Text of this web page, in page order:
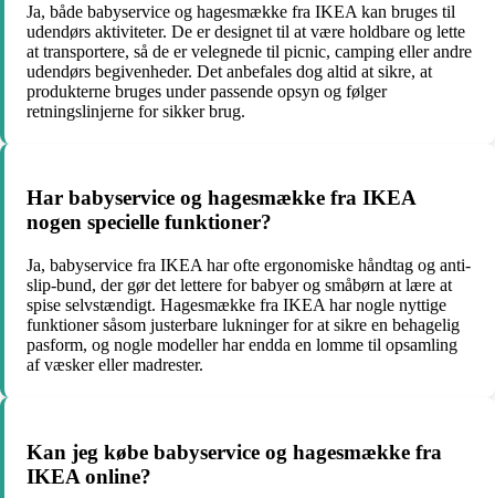
Ja, både babyservice og hagesmække fra IKEA kan bruges til
udendørs aktiviteter. De er designet til at være holdbare og lette
at transportere, så de er velegnede til picnic, camping eller andre
udendørs begivenheder. Det anbefales dog altid at sikre, at
produkterne bruges under passende opsyn og følger
retningslinjerne for sikker brug.
Har babyservice og hagesmække fra IKEA
nogen specielle funktioner?
Ja, babyservice fra IKEA har ofte ergonomiske håndtag og anti-
slip-bund, der gør det lettere for babyer og småbørn at lære at
spise selvstændigt. Hagesmække fra IKEA har nogle nyttige
funktioner såsom justerbare lukninger for at sikre en behagelig
pasform, og nogle modeller har endda en lomme til opsamling
af væsker eller madrester.
Kan jeg købe babyservice og hagesmække fra
IKEA online?